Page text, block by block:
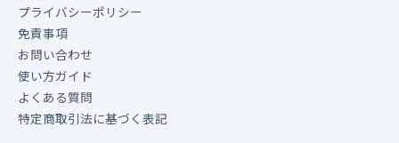
プライバシーポリシー
免責事項
お問い合わせ
使い方ガイド
よくある質問
特定商取引法に基づく表記